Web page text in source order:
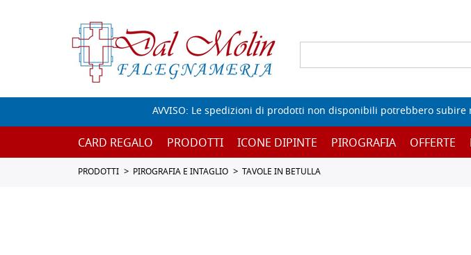
AVVISO: Le spedizioni di prodotti non disponibili potrebbero
CARD REGALO PRODOTTI ICONE DIPINTE PIROGRAFIA OFFERTE
PRODOTTI PIROGRAFIA E INTAGLIO TAVOLE IN BETULLA